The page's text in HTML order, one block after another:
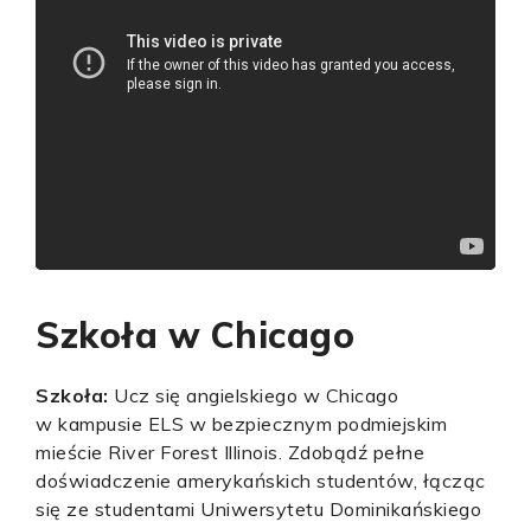
Szkoła w Chicago
Szkoła: Ucz się angielskiego w Chicago
w kampusie ELS w bezpiecznym podmiejskim
mieście River Forest Illinois. Zdobądź pełne
doświadczenie amerykańskich studentów, łącząc
się ze studentami Uniwersytetu Dominikańskiego